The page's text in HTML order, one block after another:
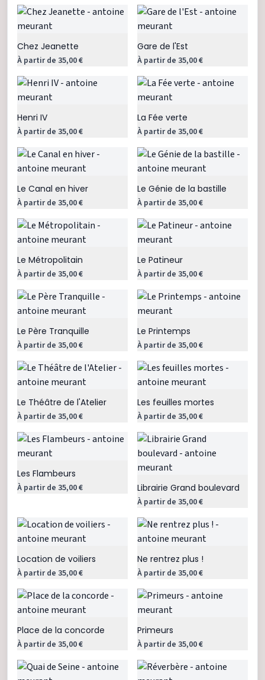
Chez Jeanette
À partir de 35,00 €
Gare de l'Est
À partir de 35,00 €
Henri IV
À partir de 35,00 €
La Fée verte
À partir de 35,00 €
Le Canal en hiver
À partir de 35,00 €
Le Génie de la bastille
À partir de 35,00 €
Le Métropolitain
À partir de 35,00 €
Le Patineur
À partir de 35,00 €
Le Père Tranquille
À partir de 35,00 €
Le Printemps
À partir de 35,00 €
Le Théâtre de l'Atelier
À partir de 35,00 €
Les feuilles mortes
À partir de 35,00 €
Les Flambeurs
À partir de 35,00 €
Librairie Grand boulevard
À partir de 35,00 €
Location de voiliers
À partir de 35,00 €
Ne rentrez plus !
À partir de 35,00 €
Place de la concorde
À partir de 35,00 €
Primeurs
À partir de 35,00 €